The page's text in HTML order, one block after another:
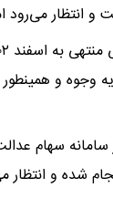
و انتظار
وجوه و